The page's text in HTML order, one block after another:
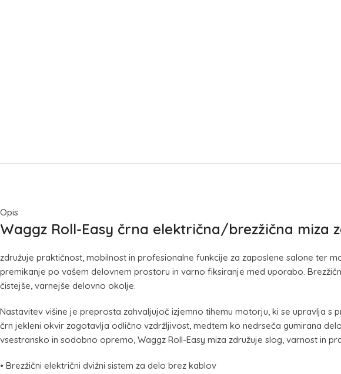
Opis
Waggz Roll-Easy črna električna/brezžična miza
združuje praktičnost, mobilnost in profesionalne funkcije za zaposlene salone ter
premikanje po vašem delovnem prostoru in varno fiksiranje med uporabo.
čistejše, varnejše delovno okolje.
Nastavitev višine je preprosta zahvaljujoč izjemno tihemu motorju, ki se upravlja
črn jekleni okvir zagotavlja odlično vzdržljivost, medtem ko nedrseča gumirana
vsestransko in sodobno opremo, Waggz Roll-Easy miza združuje slog, varnost in
• Brezžični električni dvižni sistem za delo brez kablov